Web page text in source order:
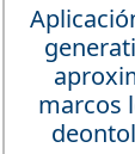
marcos